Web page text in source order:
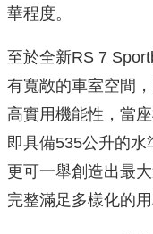
華程度。
至於全新RS 7
有寬敞的車室空間
高實用機能性，當
即具備535公升的
更可一舉創造出最
完整滿足多樣化的用